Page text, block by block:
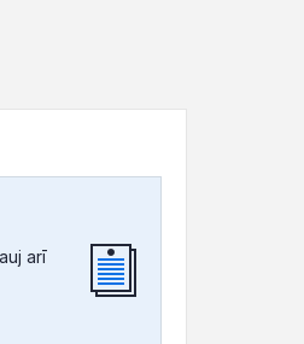
arī